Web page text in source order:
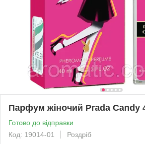
Парфум жіночий Prada Candy
Готово до відправки
Код: 19014-01
Роздріб